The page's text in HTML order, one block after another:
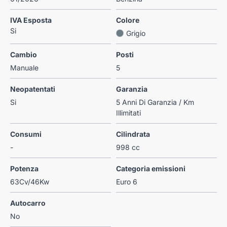
IVA Esposta
Si
Colore
Grigio
Cambio
Manuale
Posti
5
Neopatentati
Si
Garanzia
5 Anni Di Garanzia / Km
Illimitati
Consumi
-
Cilindrata
998 cc
Potenza
63Cv/46Kw
Categoria emissioni
Euro 6
Autocarro
No